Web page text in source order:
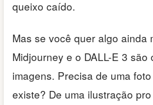
queixo caído.
Mas se você quer algo ainda
Midjourney e o DALL-E 3
imagens. Precisa de uma
existe? De uma ilustração